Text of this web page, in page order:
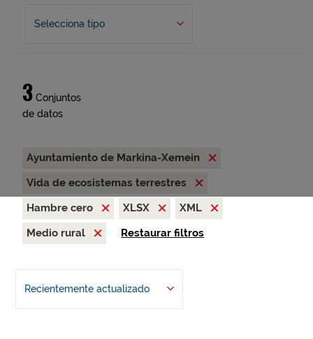
Selecciona tipo
3 Conjuntos
de datos
Ayuntamiento de Markina-Xemein
Vida de ecosistemas terrestres
Hambre cero
XLSX
XML
Medio rural
Restaurar filtros
Recientemente actualizado